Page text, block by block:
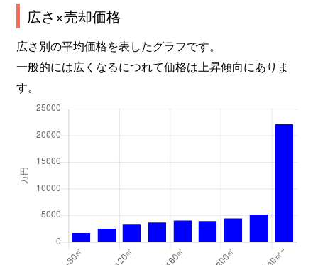
広さ×売却価格
広さ別の平均価格を表したグラフです。
一般的には広くなるにつれて価格は上昇傾向にありま
す。